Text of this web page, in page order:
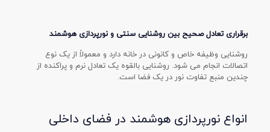
برقراری تعادل صحیح بین روشنایی سنتی و نورپردازی هوشمند
روشنایی وظیفه خاص و کانونی در خانه دارد و معمولاً از یک نوع
اتصالات انجام می شود. روشنایی بالقوه یک تعادل نرم و پراکنده از
چندین منبع تفاوت نور در یک فضا است.
انواع نورپردازی هوشمند در فضای داخلی